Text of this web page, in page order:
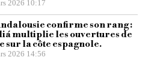
2026 10:17
confirme son rang :
multiplie les ouvertures de
sur la côte espagnole.
2026 14:56